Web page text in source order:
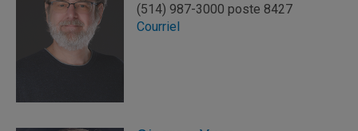
(514) 987-3000 poste 8427
Courriel